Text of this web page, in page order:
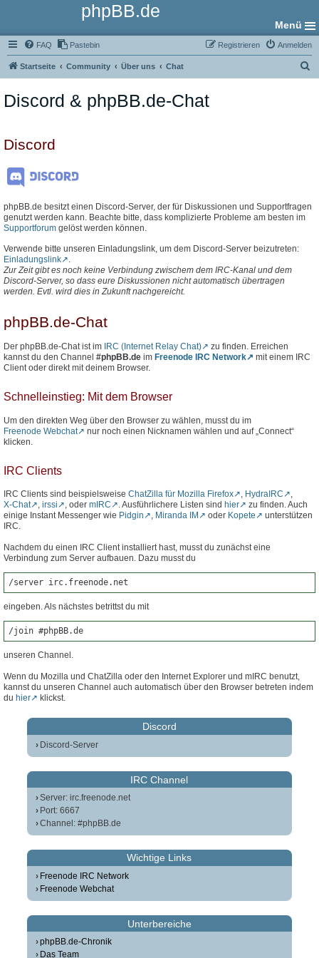
phpBB.de
Menü
FAQ Pastebin Anmelden
Registrieren
Startseite Community Über uns Chat
Discord & phpBB.de-Chat
Discord
phpBB.de besitzt einen Discord-Server, der für Diskussionen und Supportfragen
genutzt werden kann. Beachte bitte, dass komplizierte Probleme am besten im
Supportforum gelöst werden können.
Verwende bitte unseren Einladungslink, um dem Discord-Server beizutreten:
Einladungslink
.
Zur Zeit gibt es noch keine Verbindung zwischem dem IRC-Kanal und dem
Discord-Server, so dass eure Diskussionen nicht automatisch übertragen
werden. Evtl. wird dies in Zukunft nachgereicht.
phpBB.de-Chat
Der phpBB.de-Chat ist im IRC (Internet Relay Chat)
zu finden. Erreichen
kannst du den Channel #phpBB.de im Freenode IRC Network
mit einem IRC
Client oder direkt mit deinem Browser.
Schnelleinstieg: Mit dem Browser
Um den direkten Weg über den Browser zu wählen, musst du im
Freenode Webchat
nur noch einen Nicknamen wählen und auf „Connect“
klicken.
IRC Clients
IRC Clients sind beispielsweise ChatZilla für Mozilla Firefox , HydraIRC
,
X-Chat
, irssi , oder mIRC . Ausführlichere Listen sind hier
zu finden. Auch
einige Instant Messenger wie Pidgin , Miranda IM oder Kopete
unterstützen
IRC.
Nachdem du einen IRC Client installiert hast, musst du zunächst eine
Verbindung zum Server aufbauen. Dazu musst du
/server irc.freenode.net
eingeben. Als nächstes betrittst du mit
/join #phpBB.de
unseren Channel.
Wenn du Mozilla und ChatZilla oder den Internet Explorer und mIRC benutzt,
kannst du unseren Channel auch automatisch über den Browser betreten indem
du hier klickst.
Discord
Discord-Server
IRC Channel
Server: irc.freenode.net
Port: 6667
Channel: #phpBB.de
Wichtige Links
Freenode IRC Network
Freenode Webchat
Unterbereiche
phpBB.de-Chronik
Das Team